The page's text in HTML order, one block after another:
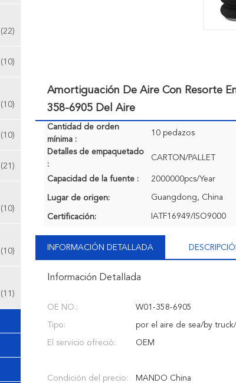
(22)
(10)
(10)
(10)
(21)
(10)
(10)
(11)
Amortiguación De Aire Con Resorte
358-6905 Del Aire
Cantidad de orden
mínima :
10 pedazos
Detalles de empaquetado
:
CARTON/PALLET
Capacidad de la fuente : 2000000pcs/Year
Lugar de origen: Guangdong, China
Certificación: IATF16949/ISO9000
INFORMACIÓN DETALLADA
Información Detallada
OE NO.: W01-358-6905
Tipo: por el aire de sea/by
El servicio ofreció: OEM
Condición del precio: MANDO China